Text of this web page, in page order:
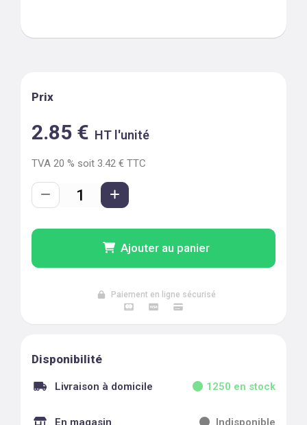
Prix
2.85 € HT l'unité
TVA 20 % soit 3.42 € TTC
Ajouter au panier
Paiement en ligne sécurisé
Disponibilité
Livraison à domicile 1250 en stock
En magasin Indisponible